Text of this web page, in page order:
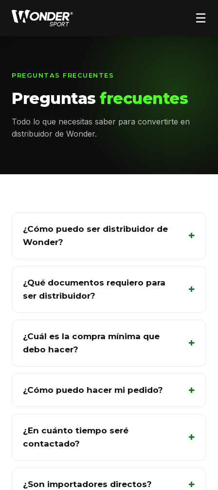
☰
PREGUNTAS FRECUENTES
Preguntas frecuentes
Todo lo que necesitas saber para convertirte en
distribuidor de Wonder.
¿Cómo puedo ser distribuidor de
Wonder?
¿Qué documentos requiero para
ser distribuidor?
¿Cuál es la compra mínima que
debo hacer?
¿Cómo puedo hacer mi pedido?
¿En cuánto tiempo seré
contactado?
¿Son importadores directos?